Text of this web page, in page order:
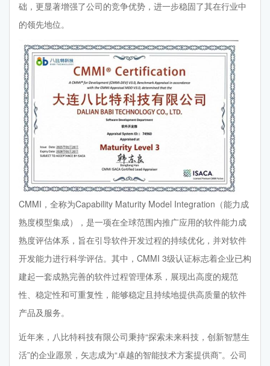
础，更显著增强了公司的竞争优势，进一步稳固了其在行业中
的领先地位。
CMMI，全称为Capability Maturity Model Integration（能力成
熟度模型集成），是一项在全球范围内推广应用的软件能力成
熟度评估体系，旨在引导软件开发过程的持续优化，并对软件
开发能力进行科学评估。其中，CMMI 3级认证标志着企业已构
建起一套成熟完善的软件过程管理体系，展现出高度的规范
性、稳定性和可重复性，能够稳定且持续地提供高质量的软件
产品及服务。
近年来，八比特科技有限公司秉持“探索未来科技，创新智慧生
活”的企业愿景，矢志成为“卓越的智能技术方案提供商”。公司